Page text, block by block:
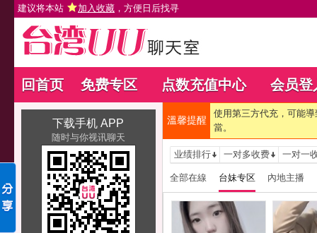
建议将本站 加入收藏 ，方便日后找寻
回首页 免费专区 点数充值中心 会员登
下载手机 APP
随时与你视讯聊天
溫馨提醒
使用第三方代充，可能
當。
业绩排行 一对多收费 一对一
全部在線 台妹专区 內地主播